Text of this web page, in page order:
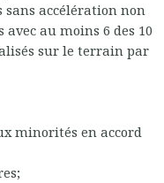
sans accélération non
au moins 6 des 10
sur le terrain par
minorités en accord